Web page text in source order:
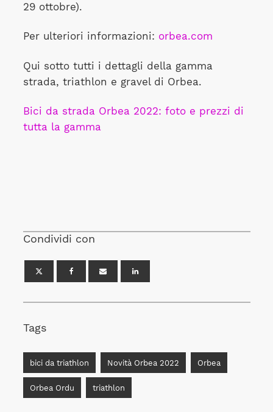
29 ottobre).
Per ulteriori informazioni: orbea.com
Qui sotto tutti i dettagli della gamma
strada, triathlon e gravel di Orbea.
Bici da strada Orbea 2022: foto e prezzi di
tutta la gamma
Condividi con
Tags
bici da triathlon Novità Orbea 2022 Orbea
Orbea Ordu triathlon